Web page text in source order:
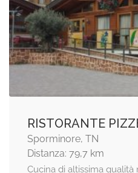
RISTORANTE
Sporminore, TN
Distanza: 79,7 km
Cucina di altissima qualità